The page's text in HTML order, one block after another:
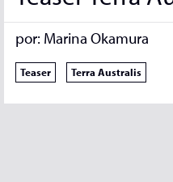
por: Marina Okamura
Teaser Terra Australis